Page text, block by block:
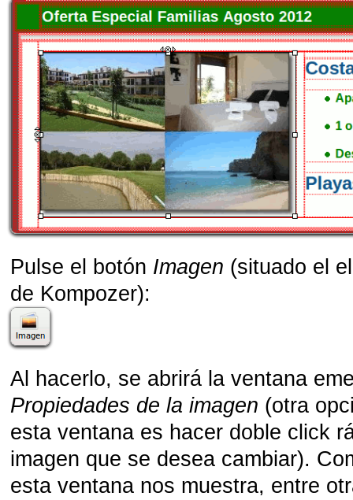
Pulse el botón Imagen (situado el
de Kompozer):
Al hacerlo, se abrirá la ventana
Propiedades de la imagen (otra
esta ventana es hacer doble click
imagen que se desea cambiar).
esta ventana nos muestra, entre